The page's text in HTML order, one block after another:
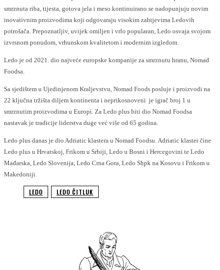
smrznuta riba, tijesta, gotova jela i meso kontinuirano se nadopunjuju novim
inovativnim proizvodima koji odgovaraju visokim zahtjevima Ledovih
potrošača. Prepoznatljiv, uvijek omiljen i vrlo popularan, Ledo osvaja svojom
izvrsnom ponudom, vrhunskom kvalitetom i modernim izgledom.
Ledo je od 2021. dio najveće europske kompanije za smrznutu hranu, Nomad
Foodsa.
Sa sjedištem u Ujedinjenom Kraljevstvu, Nomad Foods posluje i proizvodi na
22 ključna tržišta diljem kontinenta i neprikosnoveni je igrač broj 1 u
smrznutim proizvodima u Europi. Za Ledo plus biti dio Nomad Foodsa
nastavak je tradicije liderstva duge već više od 65 godina.
Ledo plus danas je dio Adriatic klastera u Nomad Foodsu. Adriatic klaster čine
Ledo plus u Hrvatskoj, Frikom u Srbiji, Ledo u Bosni i Hercegovini te Ledo
Mađarska, Ledo Slovenija, Ledo Crna Gora, Ledo Shpk na Kosovu i Frikom u
Makedoniji.
LEDO LEDO ČITLUK